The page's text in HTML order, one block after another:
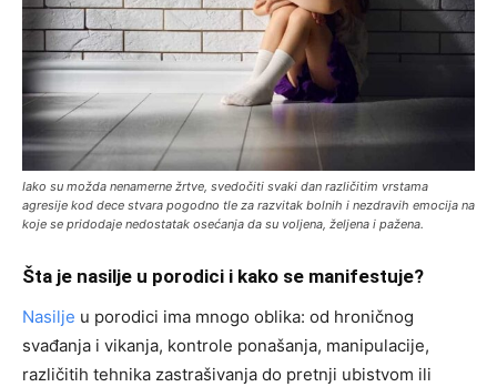
Iako su možda nenamerne žrtve, svedočiti svaki dan različitim vrstama
agresije kod dece stvara pogodno tle za razvitak bolnih i nezdravih emocija na
koje se pridodaje nedostatak osećanja da su voljena, željena i pažena.
Šta je nasilje u porodici i kako se manifestuje?
Nasilje u porodici ima mnogo oblika: od hroničnog
svađanja i vikanja, kontrole ponašanja, manipulacije,
različitih tehnika zastrašivanja do pretnji ubistvom ili